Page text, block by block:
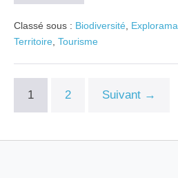
Classé sous : Biodiversité Explorama
Territoire Tourisme
1 2 Suivant →